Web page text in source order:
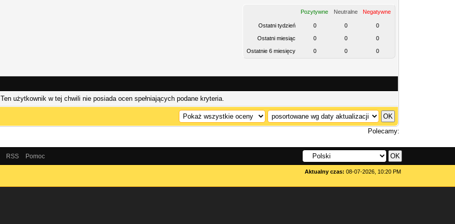
Pozytywne Neutralne Negatywne
Ostatni tydzień 0 0 0
Ostatni miesiąc 0 0 0
Ostatnie 6 miesięcy 0 0 0
Ten użytkownik w tej chwili nie posiada ocen spełniających podane kryteria.
Polecamy:
RSS Pomoc
Aktualny czas: 08-07-2026, 10:20 PM